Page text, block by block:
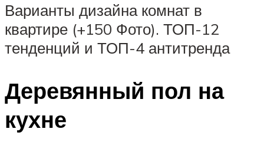
Варианты дизайна комнат в
квартире (+150 Фото). ТОП-12
тенденций и ТОП-4 антитренда
Деревянный пол на
кухне